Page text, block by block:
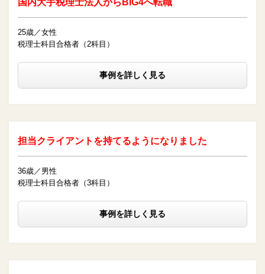
国内大手税理士法人からBIG4へ転職
25歳／女性
税理士科目合格者（2科目）
事例を詳しく見る
担当クライアントを持てるようになりました
36歳／男性
税理士科目合格者（3科目）
事例を詳しく見る